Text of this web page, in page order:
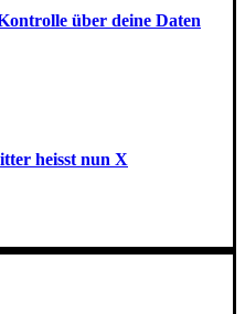
über deine Daten
heisst nun X